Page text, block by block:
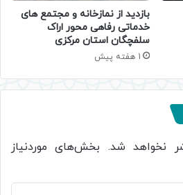
بازدید از نمازخانه و مجتمع های
خدماتی رفاهی محور اراک
سلفچگان استان مرکزی
1 هفته پیش
نخواهد شد. بخش‌های موردنیاز